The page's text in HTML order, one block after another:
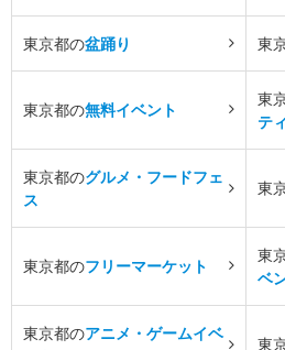
東京都の盆踊り 東
東京都の無料イベント
東
テ
東京都のグルメ・フードフェ
ス
東
東京都のフリーマーケット
東
ベ
東京都のアニメ・ゲームイベ
東